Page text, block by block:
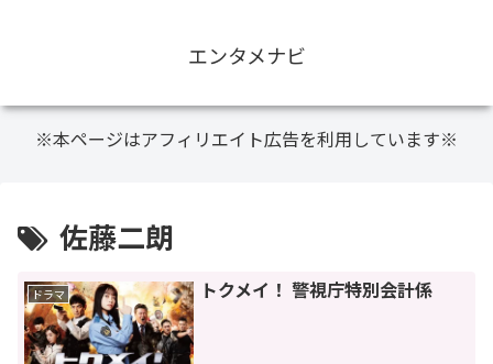
エンタメナビ
※本ページはアフィリエイト広告を利用しています※
佐藤二朗
ドラマ トクメイ！ 警視庁特別会計係